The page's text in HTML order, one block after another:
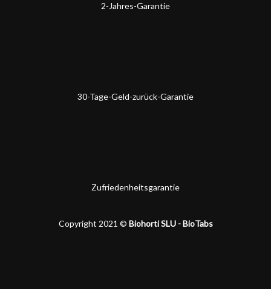
2-Jahres-Garantie
30-Tage-Geld-zurück-Garantie
Zufriedenheitsgarantie
Copyright 2021 © Biohorti SLU - BioTabs